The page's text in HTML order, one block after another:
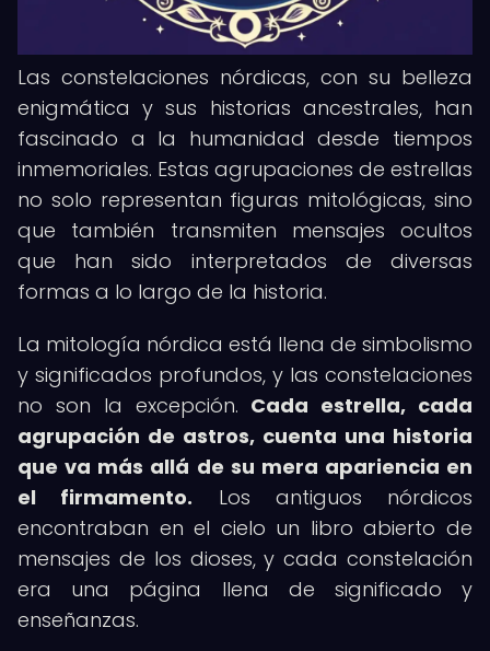
Las constelaciones nórdicas, con su belleza
enigmática y sus historias ancestrales, han
fascinado a la humanidad desde tiempos
inmemoriales. Estas agrupaciones de estrellas
no solo representan figuras mitológicas, sino
que también transmiten mensajes ocultos
que han sido interpretados de diversas
formas a lo largo de la historia.
La mitología nórdica está llena de simbolismo
y significados profundos, y las constelaciones
no son la excepción. Cada estrella, cada
agrupación de astros, cuenta una historia
que va más allá de su mera apariencia en
el firmamento. Los antiguos nórdicos
encontraban en el cielo un libro abierto de
mensajes de los dioses, y cada constelación
era una página llena de significado y
enseñanzas.